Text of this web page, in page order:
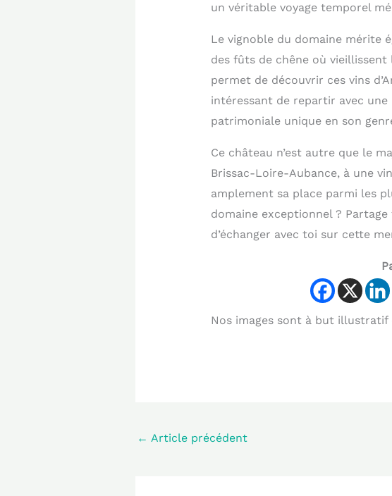
un véritable voyage temporel
Le vignoble du domaine mérite
des fûts de chêne où
permet de découvrir ces vins
intéressant de repartir avec
patrimoniale unique en son
Ce château n’est autre que le
Brissac-Loire-Aubance, à une
amplement sa place parmi les
domaine exceptionnel ?
d’échanger avec toi sur cette
Nos images sont à but
← Article précédent